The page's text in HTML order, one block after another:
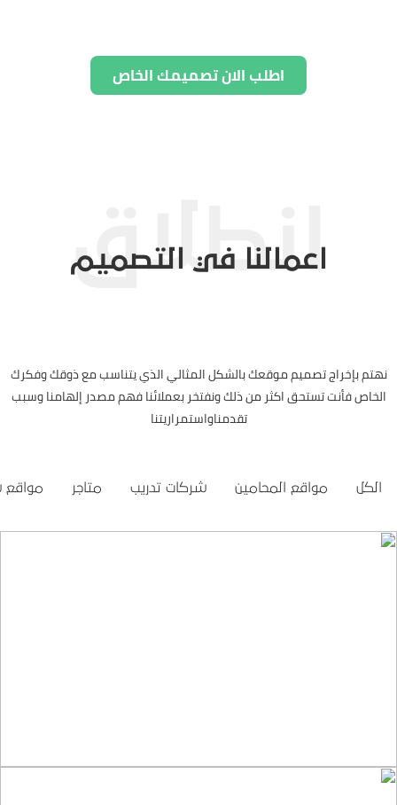
اطلب الان تصميمك الخاص
اعمالنا في التصميم
نهتم بإخراج تصميم موقعك بالشكل المثالي الذي يتناسب مع ذوقك وفكرك
الخاص فأنت تستحق اكثر من ذلك ونفتخر بعملائنا فهم مصدر إلهامنا وسبب
تقدمناواستمراريتنا
الكل مواقع المحامين شركات تدريب متاجر مواقع